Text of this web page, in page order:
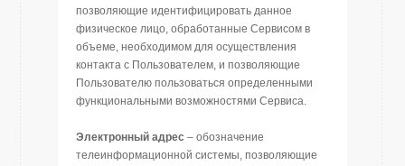
позволяющие идентифицировать данное
физическое лицо, обработанные Сервисом в
объеме, необходимом для осуществления
контакта с Пользователем, и позволяющие
Пользователю пользоваться определенными
функциональными возможностями Сервиса.
Электронный адрес – обозначение
телеинформационной системы, позволяющие